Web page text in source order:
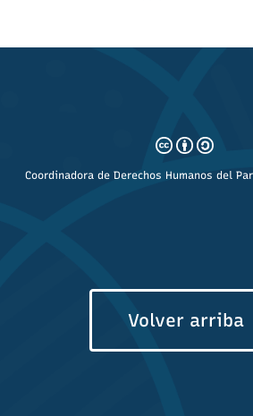
Coordinadora de Derechos Humanos del
Volver arriba